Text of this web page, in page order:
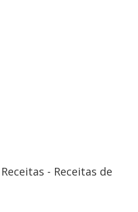
- Receitas de